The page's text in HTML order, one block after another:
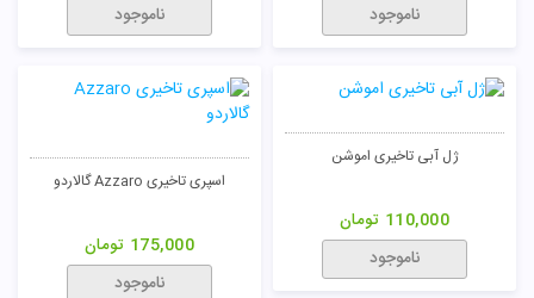
ناموجود
ناموجود
ژل آبی تاخیری اموشن
110,000 تومان
ناموجود
اسپری تاخیری Azzaro گالاردو
175,000 تومان
ناموجود